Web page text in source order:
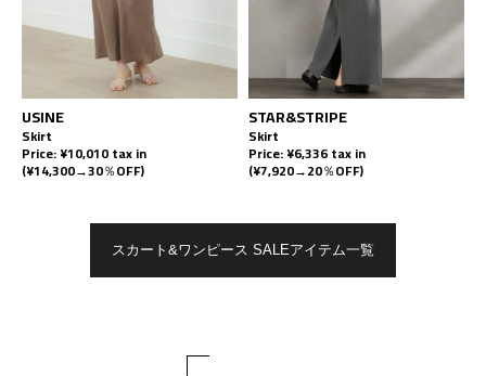
USINE
Skirt
Price: ¥10,010 tax in
(¥14,300→30％OFF)
STAR&STRIPE
Skirt
Price: ¥6,336 tax in
(¥7,920→20％OFF)
スカート&ワンピース SALEアイテム一覧